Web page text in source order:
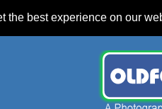
the best experience on our